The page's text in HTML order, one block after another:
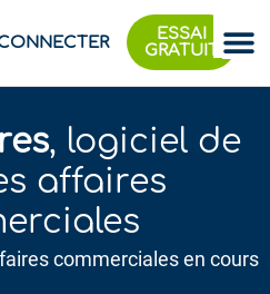
ESSAI
GRATUIT
, logiciel de
affaires
commerciales en cours